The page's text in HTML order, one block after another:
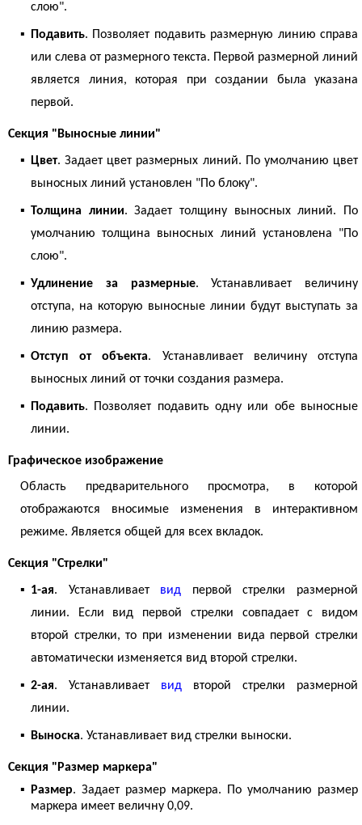
слою".
▪ Подавить. Позволяет подавить размерную линию справа
или слева от размерного текста. Первой размерной линий
является линия, которая при создании была указана
первой.
Секция "Выносные линии"
▪ Цвет. Задает цвет размерных линий. По умолчанию цвет
выносных линий установлен "По блоку".
▪ Толщина линии. Задает толщину выносных линий. По
умолчанию толщина выносных линий установлена "По
слою".
▪ Удлинение за размерные. Устанавливает величину
отступа, на которую выносные линии будут выступать за
линию размера.
▪ Отступ от объекта. Устанавливает величину отступа
выносных линий от точки создания размера.
▪ Подавить. Позволяет подавить одну или обе выносные
линии.
Графическое изображение
Область предварительного просмотра, в которой
отображаются вносимые изменения в интерактивном
режиме. Является общей для всех вкладок.
Секция "Стрелки"
▪ 1-ая. Устанавливает вид первой стрелки размерной
линии. Если вид первой стрелки совпадает с видом
второй стрелки, то при изменении вида первой стрелки
автоматически изменяется вид второй стрелки.
▪ 2-ая. Устанавливает вид второй стрелки размерной
линии.
▪ Выноска. Устанавливает вид стрелки выноски.
Секция "Размер маркера"
▪ Размер. Задает размер маркера. По умолчанию размер
маркера имеет величну 0,09.